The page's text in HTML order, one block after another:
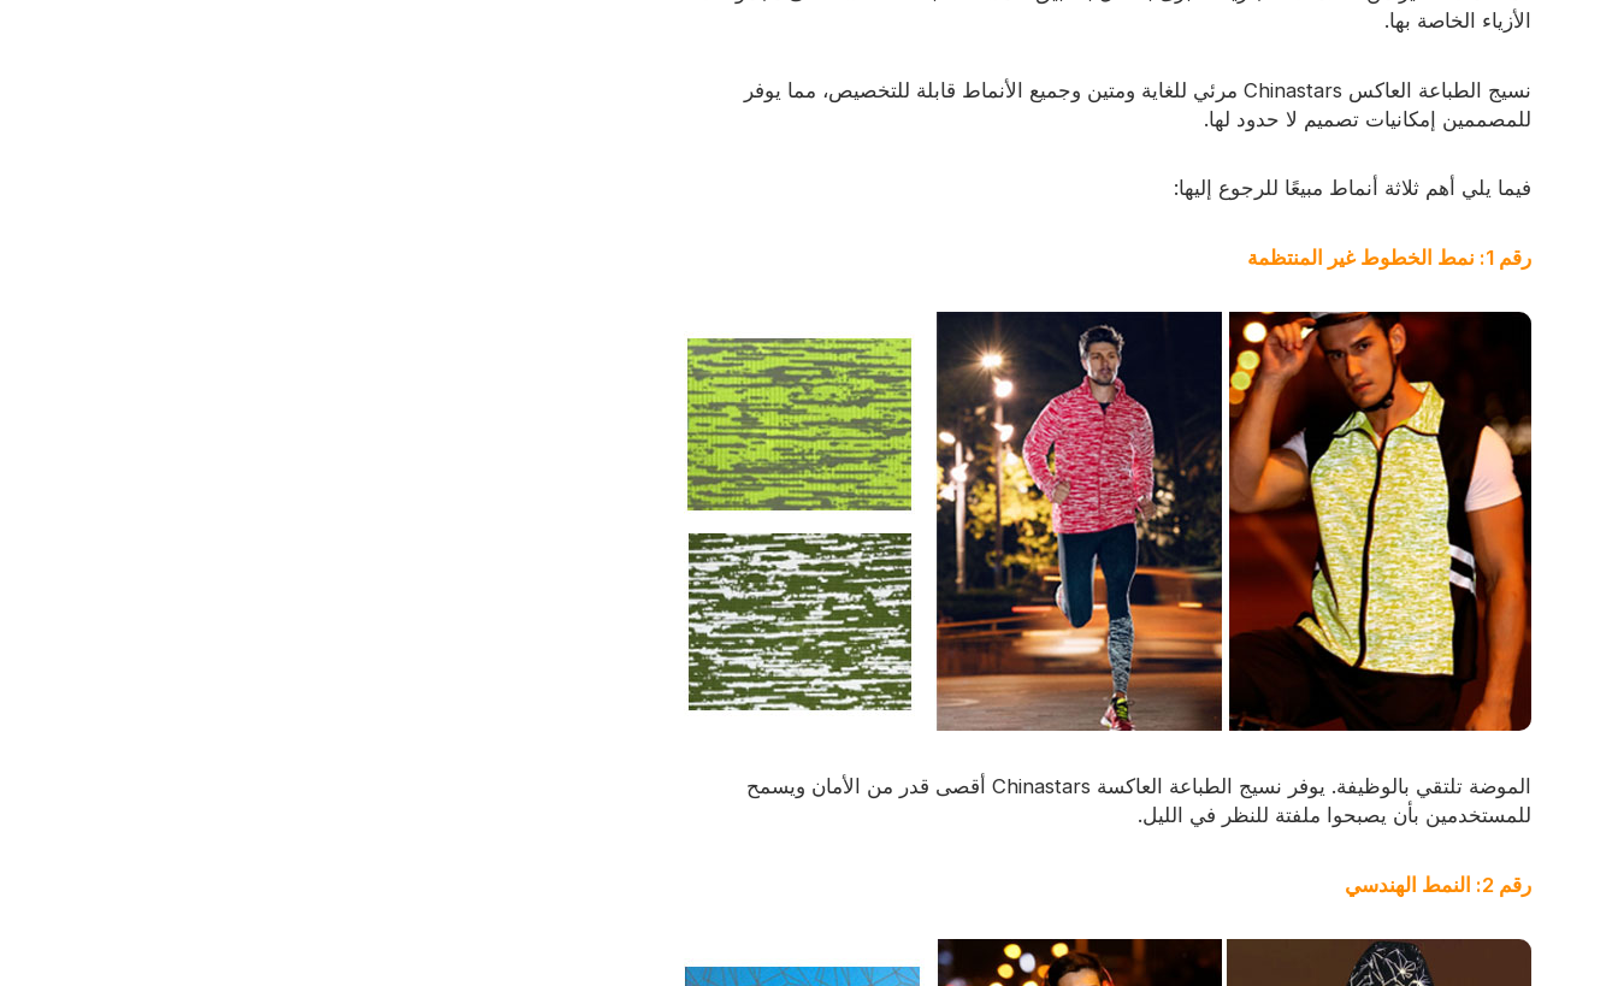
الأزياء الخاصة بها.
نسيج الطباعة العاكس Chinastars مرئي للغاية ومتين وجميع الأنماط قابلة للتخصيص، مما يوفر
للمصممين إمكانيات تصميم لا حدود لها.
فيما يلي أهم ثلاثة أنماط مبيعًا للرجوع إليها:
رقم 1: نمط الخطوط غير المنتظمة
الموضة تلتقي بالوظيفة. يوفر نسيج الطباعة العاكسة Chinastars أقصى قدر من الأمان ويسمح
للمستخدمين بأن يصبحوا ملفتة للنظر في الليل.
رقم 2: النمط الهندسي